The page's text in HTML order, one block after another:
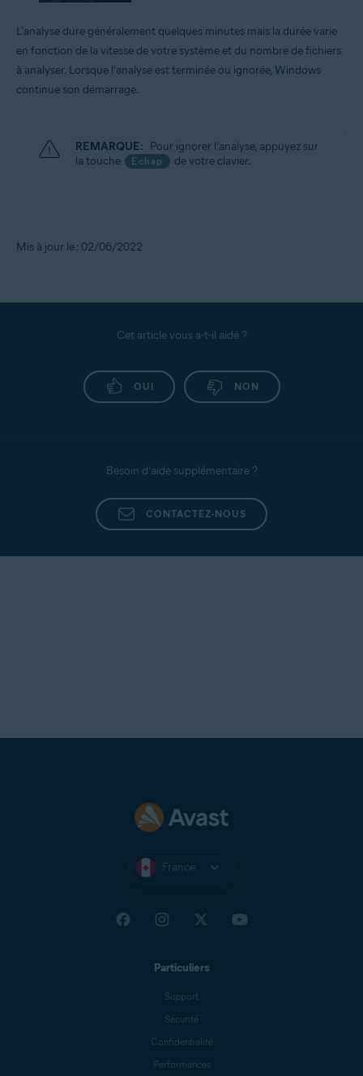
L'analyse dure généralement quelques minutes mais la durée varie
en fonction de la vitesse de votre système et du nombre de fichiers
à analyser. Lorsque l’analyse est terminée ou ignorée, Windows
continue son démarrage.
REMARQUE: Pour ignorer l’analyse, appuyez sur
la touche
Echap de votre clavier.
Mis à jour le : 02/06/2022
Cet article vous a-t-il aidé ?
OUI NON
Besoin d’aide supplémentaire ?
CONTACTEZ-NOUS
France
Particuliers
Support
Sécurité
Confidentialité
Performances